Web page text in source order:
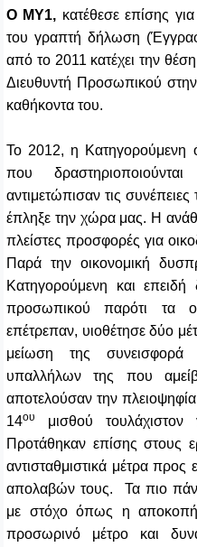
Ο ΜΥ1, κατέθεσε επίσης
του γραπτή δήλωση
από το 2011 κατέχει την
Διευθυντή Προσωπικού
καθήκοντα του.
Το 2012, η Κατηγορούμενη
που
αντιμετώπισαν τις
έπληξε την χώρα μας. Η
πλείστες προσφορές για
Παρά την οικονομική
Κατηγορούμενη και
προσωπικού παρότι τα
επέτρεπαν, υιοθέτησε δύο
μείωση της
υπαλλήλων της που
αποτελούσαν την
14ου
μισθού
Προτάθηκαν επίσης στους
αντισταθμιστικά μέτρα
απολαβών τους. Τα πιο
με στόχο όπως η
προσωρινό μέτρο και